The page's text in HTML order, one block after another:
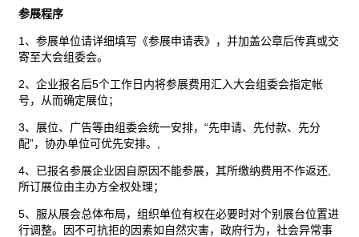
参展程序
1、参展单位请详细填写《参展申请表》，并加盖公章后传真或交
寄至大会组委会。
2、企业报名后5个工作日内将参展费用汇入大会组委会指定帐
号，从而确定展位；
3、展位、广告等由组委会统一安排，“先申请、先付款、先分
配”，协办单位可优先安排。,
4、已报名参展企业因自原因不能参展，其所缴纳费用不作返还,
所订展位由主办方全权处理；
5、服从展会总体布局，组织单位有权在必要时对个别展台位置进
行调整。因不可抗拒的因素如自然灾害，政府行为，社会异常事